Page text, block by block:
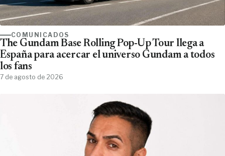
COMUNICADOS
The Gundam Base Rolling Pop-Up Tour llega a
España para acercar el universo Gundam a todos
los fans
7 de agosto de 2026